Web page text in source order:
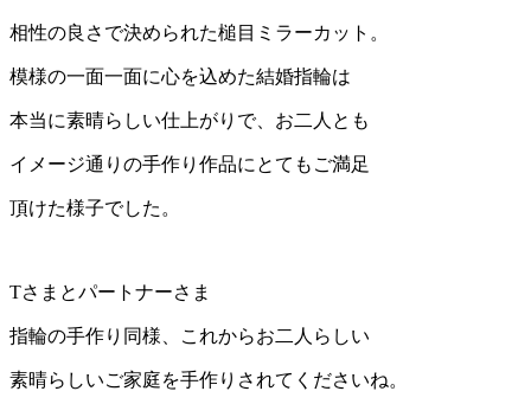
相性の良さで決められた槌目ミラーカット。
模様の一面一面に心を込めた結婚指輪は
本当に素晴らしい仕上がりで、お二人とも
イメージ通りの手作り作品にとてもご満足
頂けた様子でした。
Tさまとパートナーさま
指輪の手作り同様、これからお二人らしい
素晴らしいご家庭を手作りされてくださいね。